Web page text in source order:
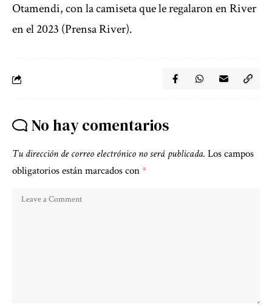
Otamendi, con la camiseta que le regalaron en River
en el 2023 (Prensa River).
No hay comentarios
Tu dirección de correo electrónico no será publicada. Los campos
obligatorios están marcados con*